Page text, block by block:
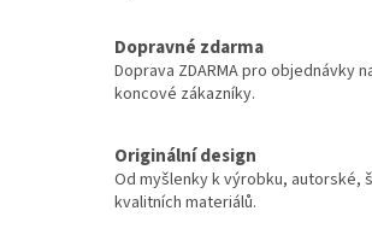
Dopravné zdarma
Doprava ZDARMA pro objednávky
koncové zákazníky.
Originální design
Od myšlenky k výrobku, autorské,
kvalitních materiálů.